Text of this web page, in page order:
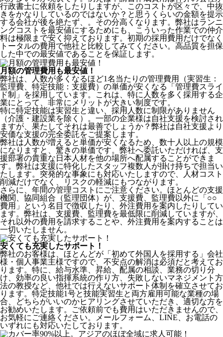
行政書士に依頼をしたりしますが、このコストが区々で、中抜
きをかなりしているのではないか？と思うくらいの金額を提示
する会社が後を絶たず、。その分高くなります。弊社はランニ
ングコストを最安値にするためにも、こういった作業での仲介
料は極限まで安く抑えております。 初期の採用費用だけでなく
トータルの費用で他社と比較してみてください。 高品質を担保
した中での最安値であることを保証します。
月額の管理費用も最安値！
弊社は、
人数が多くなるほど1名当たりの管理費用（実習生：
監理費、特定技能：支援費）の単価が安くなる「管理費スライ
ド制」を採用 しています。これは、特に人数を多く採用する企
業にとって、非常にメリットが大きい制度です。
特に特定技能は実習生と違い、採用人数に制限がありません
（介護・建設業を除く）。一部の企業様は自社支援を検討され
ますが、果たしてそれは最善でしょうか？弊社は自社支援より
安価な支援の完全委託をご提案します。
弊社は人数が増えると単価が安くなるため、数十人以上の規模
になりますと、驚きの単価です。弊社へ委託いただければ、支
援部署の貴重な日本人材を他の場所へ配属することができま
す。弊社は支援に特化したスタッフ複数人が掛け持ちで担当い
たします。突発的な事象にも対応いたしますので、人材コスト
削減だけでなく、リスクの軽減にもつながります。
さらに、年間の管理コストにご注意ください。ほとんどの支援
機関、協同組合（監理団体）が、支援費、監理費以外に「○○
費用」という名目で徴収したり、外注費用を案内したりしてい
ます。弊社は、支援費、監理費を最低限に削減していますが、
それ以外の費用を請求することや、外注費用を案内することは
一切いたしません。
安くても充実したサポート！
弊社のお客様は、ほとんどが 「初めて外国人を採用する」 会社
様・個人事業主様ですので、不安点の解消は必須だと考えてお
ります。特に、給与水準、昇給、配属の相談、業務の切り分
け、効率の良い指揮系統の作り方、失敗しないマネジメント方
法の教授など、 他社では行えないサポート体制 を確立させてお
ります。特定技能1号と技能実習生と両方雇用可能な業種の場
合、どちらがいいのかヒアリングさせていただき、適切な方を
お勧めいたします。ご依頼前でも費用はいただきませんので、
お気軽にご連絡ください。メールフォーム、LINE、お電話の
いずれにも対応いたしております。